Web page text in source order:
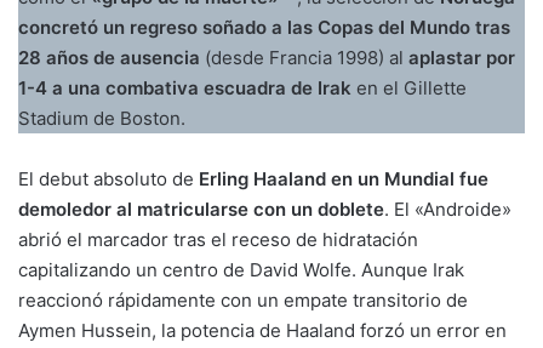
concretó un regreso soñado a las Copas del Mundo tras
28 años de ausencia (desde Francia 1998) al aplastar por
1-4 a una combativa escuadra de Irak en el Gillette
Stadium de Boston.
El debut absoluto de Erling Haaland en un Mundial fue
demoledor al matricularse con un doblete. El «Androide»
abrió el marcador tras el receso de hidratación
capitalizando un centro de David Wolfe. Aunque Irak
reaccionó rápidamente con un empate transitorio de
Aymen Hussein, la potencia de Haaland forzó un error en